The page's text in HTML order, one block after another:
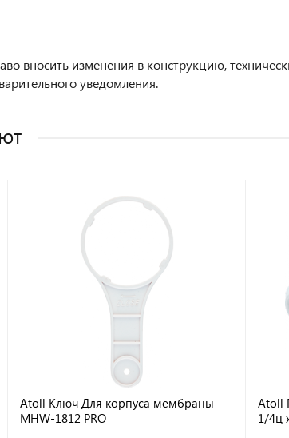
вносить изменения в конструкцию,
уведомления.
Atoll Ключ Для корпуса мембраны
MHW-1812 PRO
Atoll
1/4ц